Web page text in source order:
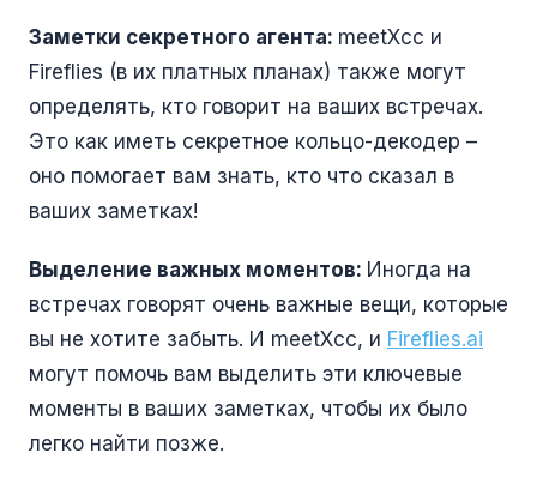
Заметки секретного агента: meetXcc и
Fireflies (в их платных планах) также могут
определять, кто говорит на ваших встречах.
Это как иметь секретное кольцо-декодер –
оно помогает вам знать, кто что сказал в
ваших заметках!
Выделение важных моментов: Иногда на
встречах говорят очень важные вещи, которые
вы не хотите забыть. И meetXcc, и Fireflies.ai
могут помочь вам выделить эти ключевые
моменты в ваших заметках, чтобы их было
легко найти позже.